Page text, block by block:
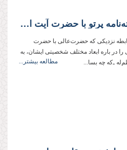
مصاحبه اختصاصی هفته‌نامه پرتو با حضرت آیت الله مصباح یزدی درباره ویژگی‌های مقام معظم رهبری دامت بركاته ـ 89/07/22
و رابطه نزدیکی که حضرت‌عالی با حضرت
را در باره ابعاد مختلف شخصیتی ایشان، به
ـ‌که چه بسا...
مطالعه بیشتر...